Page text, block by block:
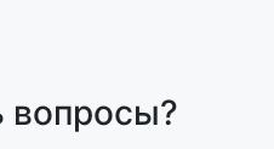
вопросы?